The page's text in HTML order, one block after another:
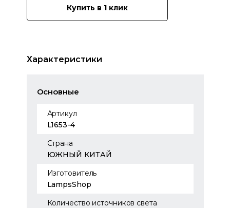
Купить в 1 клик
Характеристики
Основные
Артикул
L1653-4
Страна
ЮЖНЫЙ КИТАЙ
Изготовитель
LampsShop
Количество источников света